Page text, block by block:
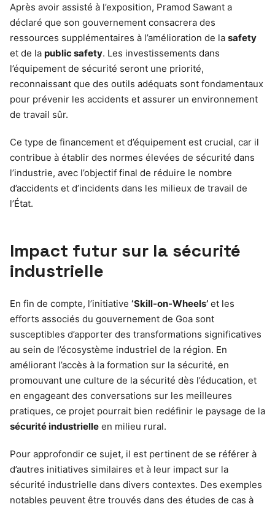
Après avoir assisté à l’exposition, Pramod Sawant a
déclaré que son gouvernement consacrera des
ressources supplémentaires à l’amélioration de la safety
et de la public safety. Les investissements dans
l’équipement de sécurité seront une priorité,
reconnaissant que des outils adéquats sont fondamentaux
pour prévenir les accidents et assurer un environnement
de travail sûr.
Ce type de financement et d’équipement est crucial, car il
contribue à établir des normes élevées de sécurité dans
l’industrie, avec l’objectif final de réduire le nombre
d’accidents et d’incidents dans les milieux de travail de
l’État.
Impact futur sur la sécurité
industrielle
En fin de compte, l’initiative ‘Skill-on-Wheels’ et les
efforts associés du gouvernement de Goa sont
susceptibles d’apporter des transformations significatives
au sein de l’écosystème industriel de la région. En
améliorant l’accès à la formation sur la sécurité, en
promouvant une culture de la sécurité dès l’éducation, et
en engageant des conversations sur les meilleures
pratiques, ce projet pourrait bien redéfinir le paysage de la
sécurité industrielle en milieu rural.
Pour approfondir ce sujet, il est pertinent de se référer à
d’autres initiatives similaires et à leur impact sur la
sécurité industrielle dans divers contextes. Des exemples
notables peuvent être trouvés dans des études de cas à